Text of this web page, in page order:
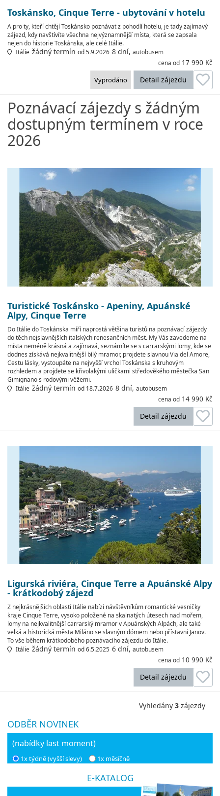
Toskánsko, Cinque Terre - ubytování v hotelu
A pro ty, kteří chtějí Toskánsko poznávat z pohodlí hotelu, je tady zajímavý
zájezd, kdy navštívíte všechna nejvýznamnější místa, která se zapsala
nejen do historie Toskánska, ale celé Itálie.
Itálie žádný termín od 5.9.2026 8 dní, autobusem
cena od 17 990 Kč
Detail zájezdu
Vyprodáno
Poznávací zájezdy s žádným
dostupným termínem v roce
2026
Turistické Toskánsko - Apeniny, Apuánské
Alpy, Cinque Terre
Do Itálie do Toskánska míří naprostá většina turistů na poznávací zájezdy
do těch nejslavnějších italských renesančních měst. My Vás zavedeme na
místa neméně krásná a zajímavá, seznámíte se s carrarskými lomy, kde se
dodnes získává nejkvalitnější bílý mramor, projdete slavnou Via del Amore,
Cestu lásky, vystoupáte na nejvyšší vrchol Toskánska s kruhovým
rozhledem a projdete se křivolakými uličkami středověkého městečka San
Gimignano s rodovými věžemi.
Itálie žádný termín od 18.7.2026 8 dní, autobusem
cena od 14 990 Kč
Detail zájezdu
Ligurská riviéra, Cinque Terre a Apuánské Alpy
- krátkodobý zájezd
Z nejkrásnějších oblastí Itálie nabízí návštěvníkům romantické vesničky
kraje Cinque Terre, vysoko položené na skalnatých útesech nad mořem,
lomy na nejkvalitnější carrarský mramor v Apuánských Alpách, ale také
velká a historická města Miláno se slavným dómem nebo přístavní Janov.
To vše během krátkodobého poznávacího zájezdu do Itálie.
Itálie žádný termín od 6.5.2025 6 dní, autobusem
cena od 10 990 Kč
Detail zájezdu
Vyhledány 3 zájezdy
ODBĚR NOVINEK
(nabídky last moment)
1x týdně (vyšší slevy) 1x měsíčně
E-KATALOG